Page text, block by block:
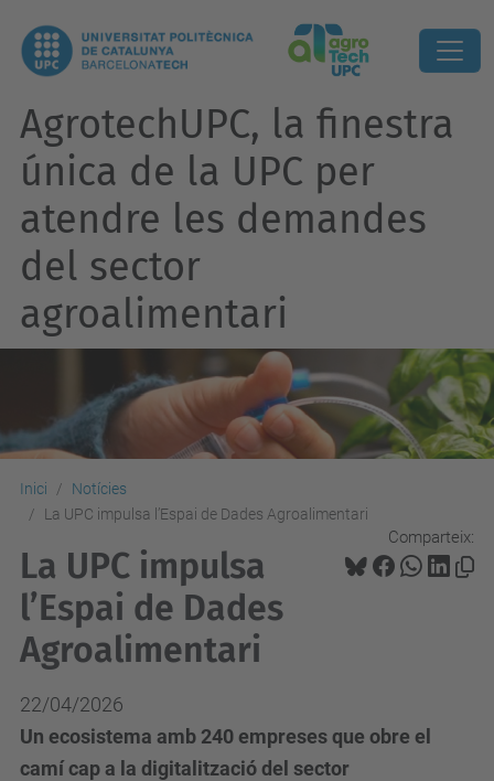
AgrotechUPC, la finestra
única de la UPC per
atendre les demandes
del sector
agroalimentari
Inici
Notícies
La UPC impulsa l’Espai de Dades Agroalimentari
Comparteix:
La UPC impulsa
l’Espai de Dades
Agroalimentari
22/04/2026
Un ecosistema amb 240 empreses que obre el
camí cap a la digitalització del sector